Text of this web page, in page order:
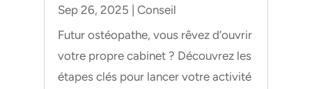
Sep 26, 2025 | Conseil
Futur ostéopathe, vous rêvez d’ouvrir
votre propre cabinet ? Découvrez les
étapes clés pour lancer votre activité